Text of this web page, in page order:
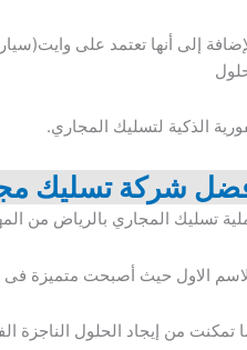
إلى أنها تعتمد على
الذكية لتسليك المجاري.
شركة تسليك
تسليك المجاري بالرياض من
الاول حيث أصبحت متميزة فى
تمكنت من إيجاد الحلول الناجزة